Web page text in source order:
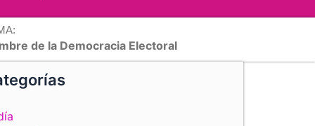
de la Democracia Electoral